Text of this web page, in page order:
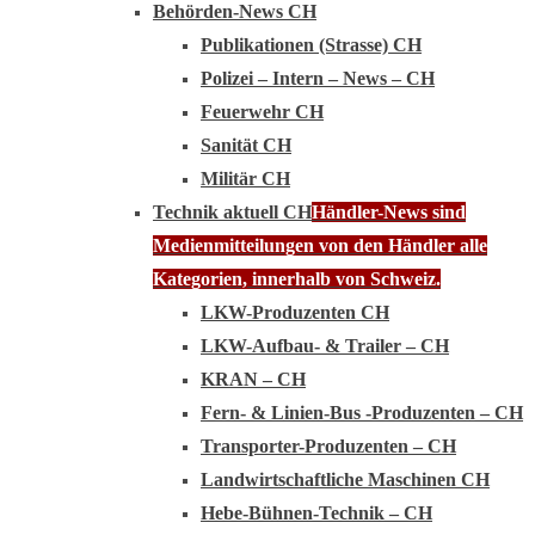
Behörden-News CH
Publikationen (Strasse) CH
Polizei – Intern – News – CH
Feuerwehr CH
Sanität CH
Militär CH
Technik aktuell CHHändler-News sind
Medienmitteilungen von den Händler alle
Kategorien, innerhalb von Schweiz.
LKW-Produzenten CH
LKW-Aufbau- & Trailer – CH
KRAN – CH
Fern- & Linien-Bus -Produzenten – CH
Transporter-Produzenten – CH
Landwirtschaftliche Maschinen CH
Hebe-Bühnen-Technik – CH